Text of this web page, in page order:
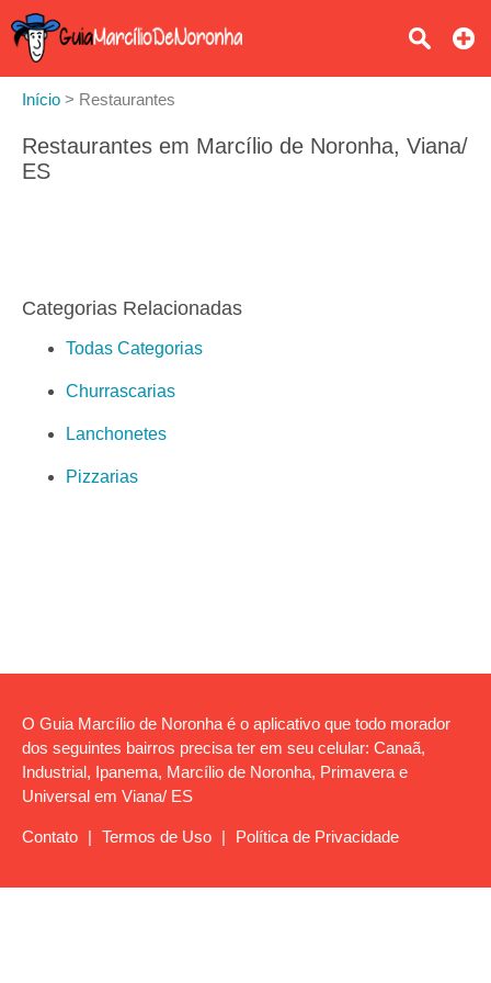
Início > Restaurantes
Restaurantes em Marcílio de Noronha, Viana/
ES
Categorias Relacionadas
Todas Categorias
Churrascarias
Lanchonetes
Pizzarias
O Guia Marcílio de Noronha é o aplicativo que todo morador
dos seguintes bairros precisa ter em seu celular: Canaã,
Industrial, Ipanema, Marcílio de Noronha, Primavera e
Universal em Viana/ ES
Contato | Termos de Uso | Política de Privacidade